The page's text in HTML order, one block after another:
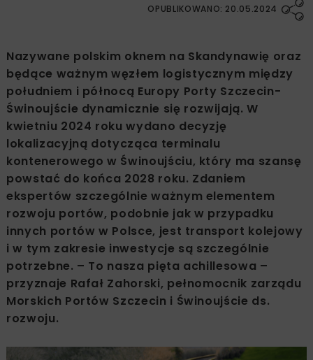
OPUBLIKOWANO: 20.05.2024
Nazywane polskim oknem na Skandynawię oraz
będące ważnym węzłem logistycznym między
południem i północą Europy Porty Szczecin-
Świnoujście dynamicznie się rozwijają. W
kwietniu 2024 roku wydano decyzję
lokalizacyjną dotycząca terminalu
kontenerowego w Świnoujściu, który ma szansę
powstać do końca 2028 roku. Zdaniem
ekspertów szczególnie ważnym elementem
rozwoju portów, podobnie jak w przypadku
innych portów w Polsce, jest transport kolejowy
i w tym zakresie inwestycje są szczególnie
potrzebne. – To nasza pięta achillesowa –
przyznaje Rafał Zahorski, pełnomocnik zarządu
Morskich Portów Szczecin i Świnoujście ds.
rozwoju.